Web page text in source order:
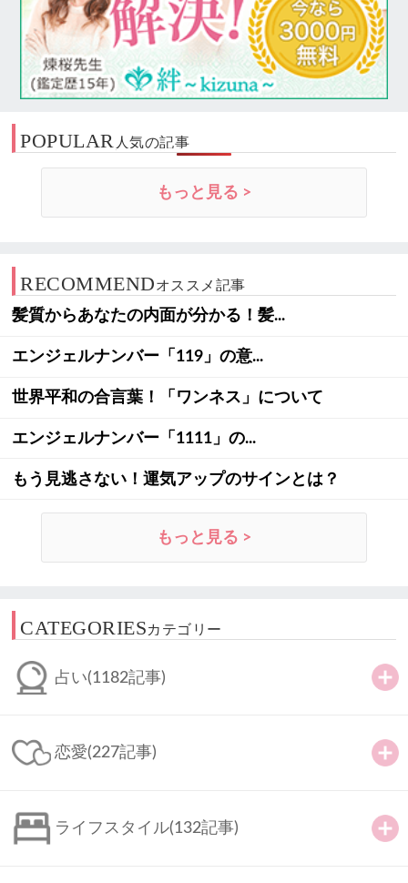
POPULAR 人気の記事
もっと見る >
RECOMMENDオススメ記事
髪質からあなたの内面が分かる！髪...
エンジェルナンバー「119」の意...
世界平和の合言葉！「ワンネス」について
エンジェルナンバー「1111」の...
もう見逃さない！運気アップのサインとは？
もっと見る >
CATEGORIESカテゴリー
占い(1182記事)
恋愛(227記事)
ライフスタイル(132記事)